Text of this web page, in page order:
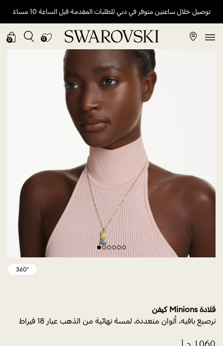
توصيل خلال ساعتين متوفر في دبي للطلبات المقدمة قبل الساعة 10 مساءً
0
0
قلادة Minions كيفن
ترصيع بافيه، ألوان متعددة، لمسة نهائية من الذهب عيار 18 قيراط